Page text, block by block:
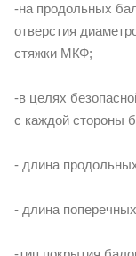
-на продольных
отверстия
стяжки МКФ;
-в целях
с каждой стороны
- длина
- длина